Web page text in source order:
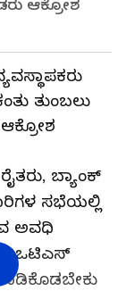
ಆಕ್ರೋಶ
ತುಂಬಲು
ಆಕ್ರೋಶ
ಬ್ಯಾಂಕ್
ಸಭೆಯಲ್ಲಿ
ಅವಧಿ
ಒಟಿಎಸ್